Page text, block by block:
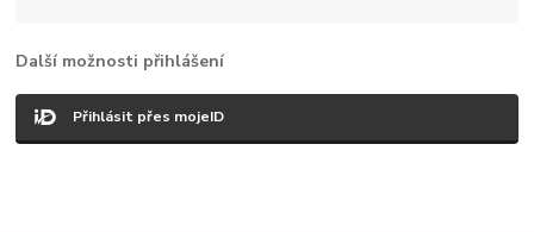
Další možnosti přihlášení
Přihlásit přes mojeID